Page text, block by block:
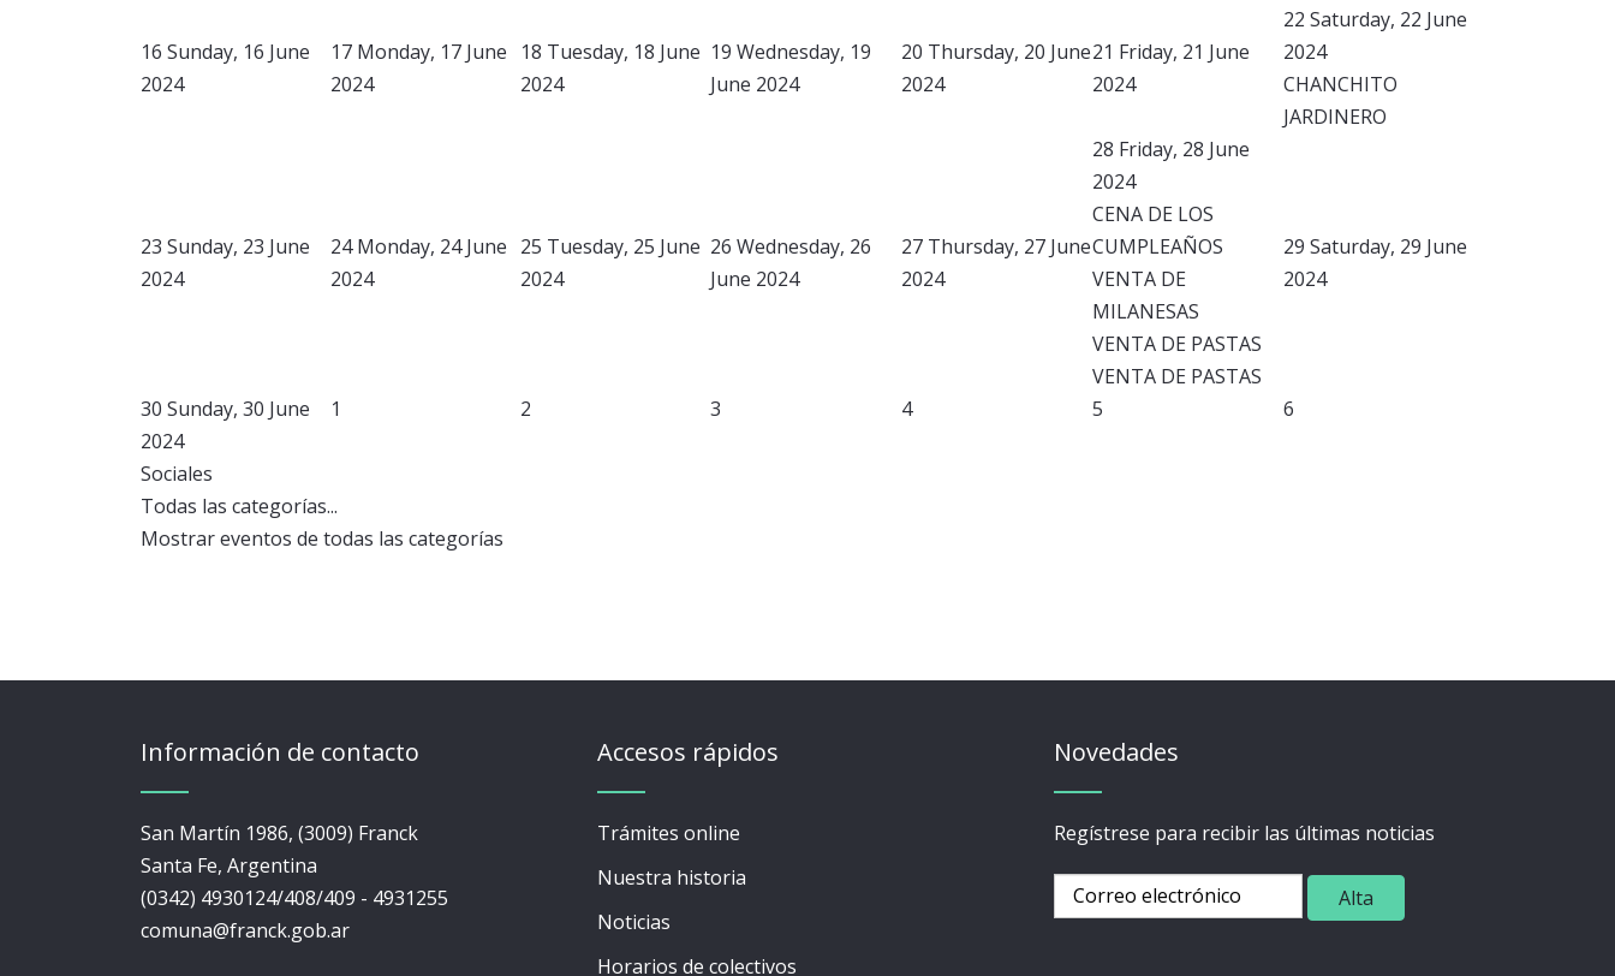
16 Sunday, 16 June
2024
17 Monday, 17 June
2024
18 Tuesday, 18 June
2024
19 Wednesday, 19
June 2024
20 Thursday, 20 June
2024
21 Friday, 21 June
2024
22 Saturday, 22 June
2024
CHANCHITO
JARDINERO
23 Sunday, 23 June
2024
24 Monday, 24 June
2024
25 Tuesday, 25 June
2024
26 Wednesday, 26
June 2024
27 Thursday, 27 June
2024
28 Friday, 28 June
2024
CENA DE LOS
CUMPLEAÑOS
VENTA DE
MILANESAS
VENTA DE PASTAS
VENTA DE PASTAS
29 Saturday, 29 June
2024
30 Sunday, 30 June
2024
1 2 3 4 5 6
Sociales
Todas las categorías...
Mostrar eventos de todas las categorías
Información de contacto
San Martín 1986, (3009) Franck
Santa Fe, Argentina
(0342) 4930124/408/409 - 4931255
comuna@franck.gob.ar
Accesos rápidos
Trámites online
Nuestra historia
Noticias
Horarios de colectivos
Novedades
Regístrese para recibir las últimas noticias